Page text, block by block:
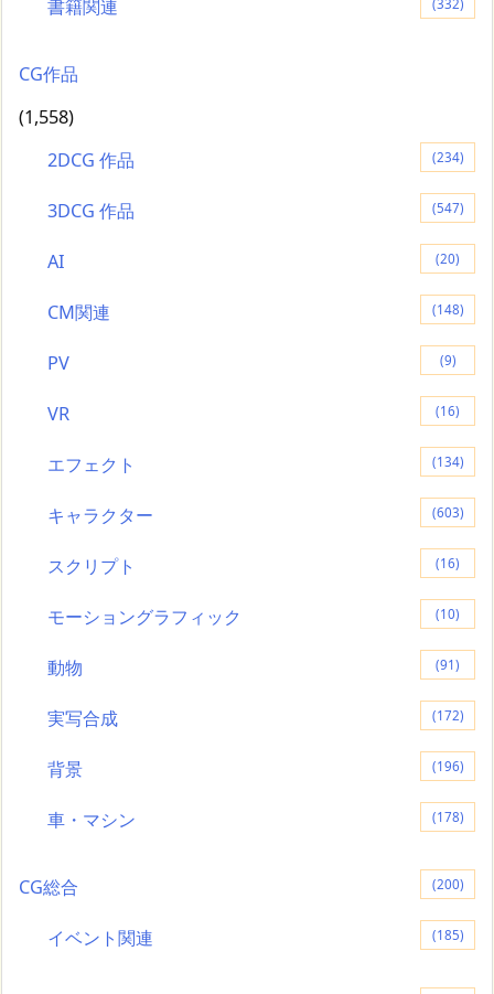
書籍関連 (332)
CG作品
(1,558)
2DCG 作品
(234)
3DCG 作品 (547)
AI (20)
CM関連 (148)
PV (9)
VR (16)
エフェクト (134)
キャラクター (603)
スクリプト (16)
モーショングラフィック (10)
動物 (91)
実写合成 (172)
背景 (196)
車・マシン (178)
CG総合 (200)
イベント関連 (185)